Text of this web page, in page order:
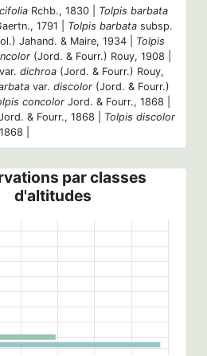
Rchb., 1830 | Tolpis barbata
1791 | Tolpis barbata subsp.
Jahand. & Maire, 1934 | Tolpis
(Jord. & Fourr.) Rouy, 1908 |
var. dichroa (Jord. & Fourr.) Rouy,
var. discolor (Jord. & Fourr.)
concolor Jord. & Fourr., 1868 |
& Fourr., 1868 | Tolpis discolor
|
par classes
d'altitudes